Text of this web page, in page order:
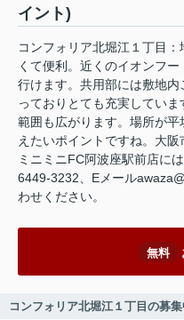
イント)
コンフォリア北堀江１丁目
くて便利。近くのイオンフ
行けます。共用部には敷地
っておりとても充実してい
範囲も広がります。場所が
えたいポイントですね。大
ミニミニFC阿波座駅前店に
6449-3232、Eメール
わせください。
無料
コンフォリア北堀江１丁目の募